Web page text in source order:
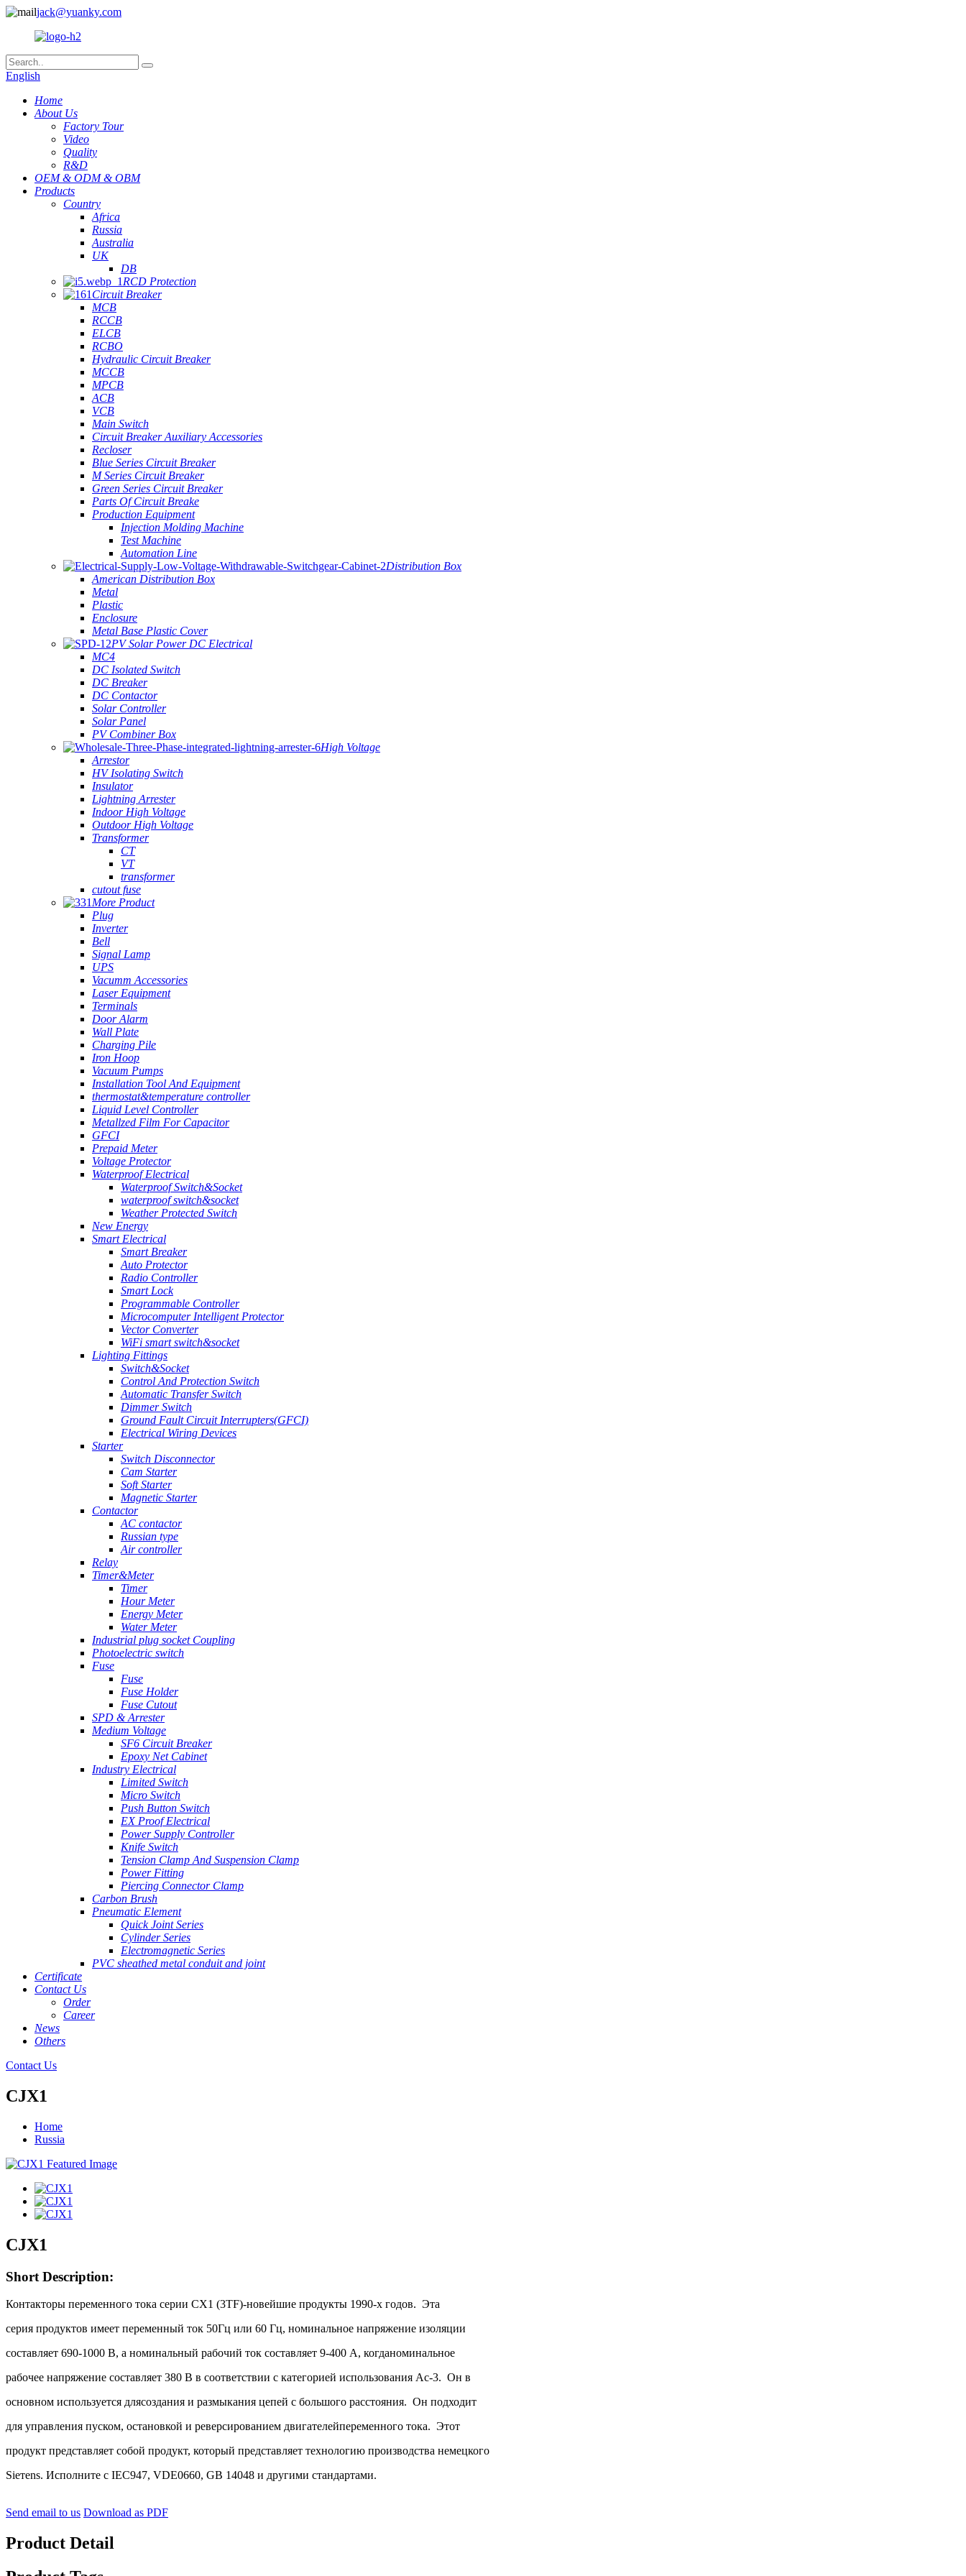
jack@yuanky.com
English
Home
About Us
Factory Tour
Video
Quality
R&D
OEM & ODM & OBM
Products
Country
Africa
Russia
Australia
UK
DB
RCD Protection
Circuit Breaker
MCB
RCCB
ELCB
RCBO
Hydraulic Circuit Breaker
MCCB
MPCB
ACB
VCB
Main Switch
Circuit Breaker Auxiliary Accessories
Recloser
Blue Series Circuit Breaker
M Series Circuit Breaker
Green Series Circuit Breaker
Parts Of Circuit Breake
Production Equipment
Injection Molding Machine
Test Machine
Automation Line
Distribution Box
American Distribution Box
Metal
Plastic
Enclosure
Metal Base Plastic Cover
PV Solar Power DC Electrical
MC4
DC Isolated Switch
DC Breaker
DC Contactor
Solar Controller
Solar Panel
PV Combiner Box
High Voltage
Arrestor
HV Isolating Switch
Insulator
Lightning Arrester
Indoor High Voltage
Outdoor High Voltage
Transformer
CT
VT
transformer
cutout fuse
More Product
Plug
Inverter
Bell
Signal Lamp
UPS
Vacumm Accessories
Laser Equipment
Terminals
Door Alarm
Wall Plate
Charging Pile
Iron Hoop
Vacuum Pumps
Installation Tool And Equipment
thermostat&temperature controller
Liquid Level Controller
Metallzed Film For Capacitor
GFCI
Prepaid Meter
Voltage Protector
Waterproof Electrical
Waterproof Switch&Socket
waterproof switch&socket
Weather Protected Switch
New Energy
Smart Electrical
Smart Breaker
Auto Protector
Radio Controller
Smart Lock
Programmable Controller
Microcomputer Intelligent Protector
Vector Converter
WiFi smart switch&socket
Lighting Fittings
Switch&Socket
Control And Protection Switch
Automatic Transfer Switch
Dimmer Switch
Ground Fault Circuit Interrupters(GFCI)
Electrical Wiring Devices
Starter
Switch Disconnector
Cam Starter
Soft Starter
Magnetic Starter
Contactor
AC contactor
Russian type
Air controller
Relay
Timer&Meter
Timer
Hour Meter
Energy Meter
Water Meter
Industrial plug socket Coupling
Photoelectric switch
Fuse
Fuse
Fuse Holder
Fuse Cutout
SPD & Arrester
Medium Voltage
SF6 Circuit Breaker
Epoxy Net Cabinet
Industry Electrical
Limited Switch
Micro Switch
Push Button Switch
EX Proof Electrical
Power Supply Controller
Knife Switch
Tension Clamp And Suspension Clamp
Power Fitting
Piercing Connector Clamp
Carbon Brush
Pneumatic Element
Quick Joint Series
Cylinder Series
Electromagnetic Series
PVC sheathed metal conduit and joint
Certificate
Contact Us
Order
Career
News
Others
Contact Us
CJX1
Home
Russia
CJX1
Short Description:
Контакторы переменного тока серии CX1 (3TF)-новейшие продукты 1990-х годов. Эта
серия продуктов имеет переменный ток 50Гц или 60 Гц, номинальное напряжение изоляции
составляет 690-1000 В, а номинальный рабочий ток составляет 9-400 А, когданоминальное
рабочее напряжение составляет 380 В в соответствии с категорией использования Ас-3. Он в
основном используется длясоздания и размыкания цепей с большого расстояния. Он подходит
для управления пуском, остановкой и реверсированием двигателейпеременного тока. Этот
продукт представляет собой продукт, который представляет технологию производства немецкого
Sіетеns. Исполните с IEC947, VDE0660, GB 14048 и другими стандартами.
Send email to us Download as PDF
Product Detail